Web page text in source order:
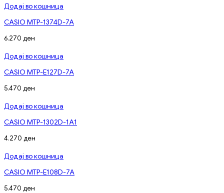
Додај во кошница
CASIO MTP-1374D-7A
6.270 ден
Додај во кошница
CASIO MTP-E127D-7A
5.470 ден
Додај во кошница
CASIO MTP-1302D-1A1
4.270 ден
Додај во кошница
CASIO MTP-E108D-7A
5.470 ден